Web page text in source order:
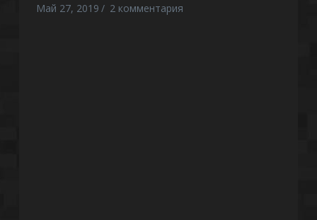
Май 27, 2019 2 комментария